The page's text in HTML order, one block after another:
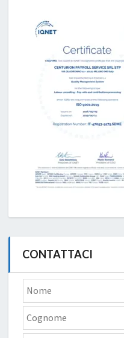
CONTATTACI